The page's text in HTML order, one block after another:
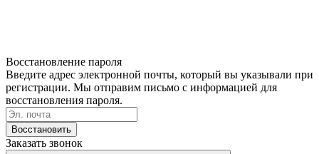
Восстановление пароля
Введите адрес электронной почты, который вы указывали при
регистрации. Мы отправим письмо с информацией для
восстановления пароля.
Восстановить
Заказать звонок